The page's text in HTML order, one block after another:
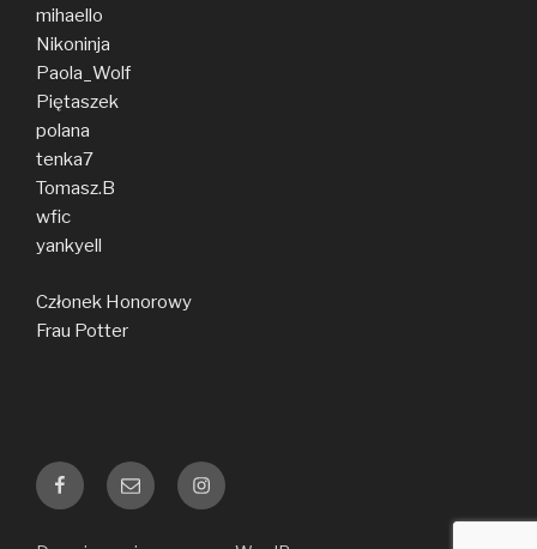
mihaello
Nikoninja
Paola_Wolf
Piętaszek
polana
tenka7
Tomasz.B
wfic
yankyell
Członek Honorowy
Frau Potter
Facebook
E-
mail
Instagram